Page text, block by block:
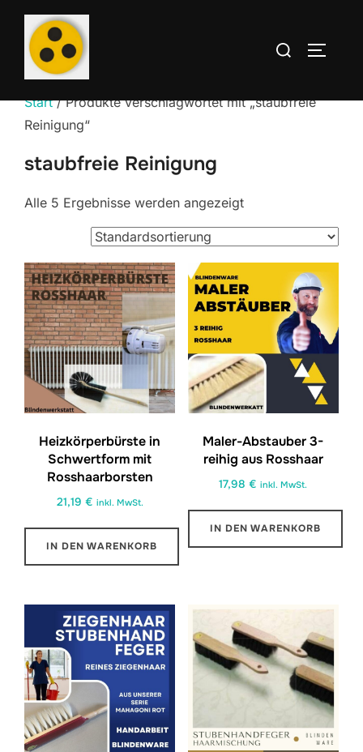
Zum
Inhalt
springen
Suchen
Start/ Produkte verschlagwortet mit „staubfreie
Reinigung“
staubfreie Reinigung
Alle 5 Ergebnisse werden angezeigt
Heizkörperbürste in
Schwertform mit
Rosshaarborsten
21,19 € inkl. MwSt.
IN DEN WARENKORB
Maler-Abstauber 3-
reihig aus Rosshaar
17,98€ inkl. MwSt.
IN DEN WARENKORB